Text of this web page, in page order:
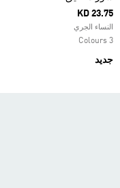
KD 23.75
النساء الجري
3 Colours
جديد